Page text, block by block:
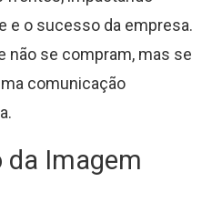
e o sucesso da empresa.
não se compram, mas se
comunicação
Imagem